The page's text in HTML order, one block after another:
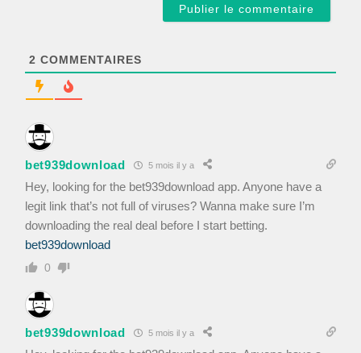
2 COMMENTAIRES
bet939download 5 mois il y a
Hey, looking for the bet939download app. Anyone have a
legit link that’s not full of viruses? Wanna make sure I’m
downloading the real deal before I start betting.
bet939download
0
bet939download 5 mois il y a